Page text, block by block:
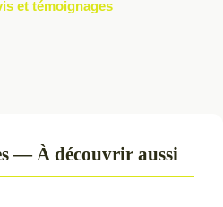
et témoignages
— À découvrir aussi